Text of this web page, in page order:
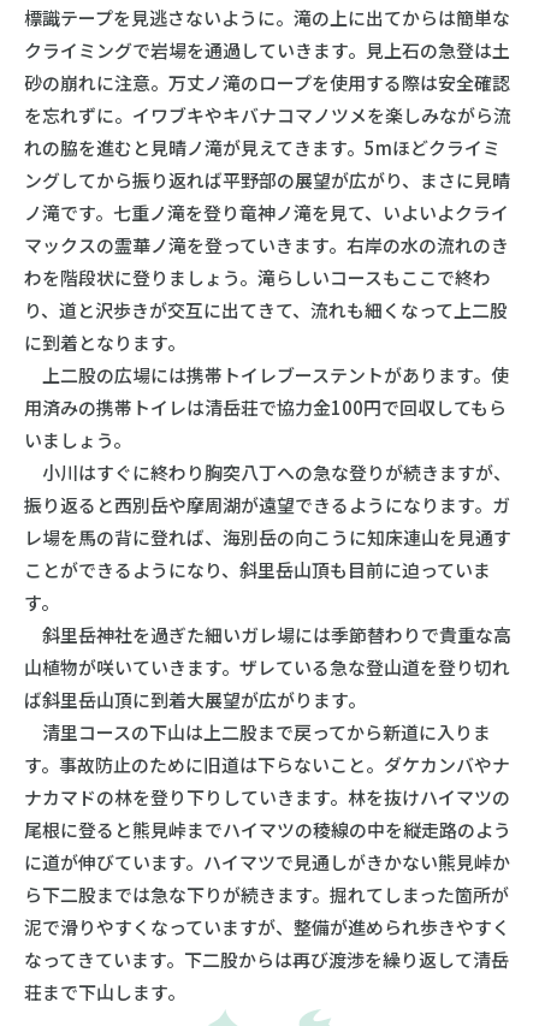
標識テープを見逃さないように。滝の上に出てからは簡単な
クライミングで岩場を通過していきます。見上石の急登は土
砂の崩れに注意。万丈ノ滝のロープを使用する際は安全確認
を忘れずに。イワブキやキバナコマノツメを楽しみながら流
れの脇を進むと見晴ノ滝が見えてきます。5mほどクライミ
ングしてから振り返れば平野部の展望が広がり、まさに見晴
ノ滝です。七重ノ滝を登り竜神ノ滝を見て、いよいよクライ
マックスの霊華ノ滝を登っていきます。右岸の水の流れのき
わを階段状に登りましょう。滝らしいコースもここで終わ
り、道と沢歩きが交互に出てきて、流れも細くなって上二股
に到着となります。
上二股の広場には携帯トイレブーステントがあります。使
用済みの携帯トイレは清岳荘で協力金100円で回収してもら
いましょう。
小川はすぐに終わり胸突八丁への急な登りが続きますが、
振り返ると西別岳や摩周湖が遠望できるようになります。ガ
レ場を馬の背に登れば、海別岳の向こうに知床連山を見通す
ことができるようになり、斜里岳山頂も目前に迫っていま
す。
斜里岳神社を過ぎた細いガレ場には季節替わりで貴重な高
山植物が咲いていきます。ザレている急な登山道を登り切れ
ば斜里岳山頂に到着大展望が広がります。
清里コースの下山は上二股まで戻ってから新道に入りま
す。事故防止のために旧道は下らないこと。ダケカンバやナ
ナカマドの林を登り下りしていきます。林を抜けハイマツの
尾根に登ると熊見峠までハイマツの稜線の中を縦走路のよう
に道が伸びています。ハイマツで見通しがきかない熊見峠か
ら下二股までは急な下りが続きます。掘れてしまった箇所が
泥で滑りやすくなっていますが、整備が進められ歩きやすく
なってきています。下二股からは再び渡渉を繰り返して清岳
荘まで下山します。